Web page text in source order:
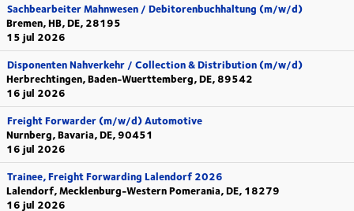
Sachbearbeiter Mahnwesen / Debitorenbuchhaltung (m/w/d)
Bremen, HB, DE, 28195
15 jul 2026
Disponenten Nahverkehr / Collection & Distribution (m/w/d)
Herbrechtingen, Baden-Wuerttemberg, DE, 89542
16 jul 2026
Freight Forwarder (m/w/d) Automotive
Nurnberg, Bavaria, DE, 90451
16 jul 2026
Trainee, Freight Forwarding Lalendorf 2026
Lalendorf, Mecklenburg-Western Pomerania, DE, 18279
16 jul 2026